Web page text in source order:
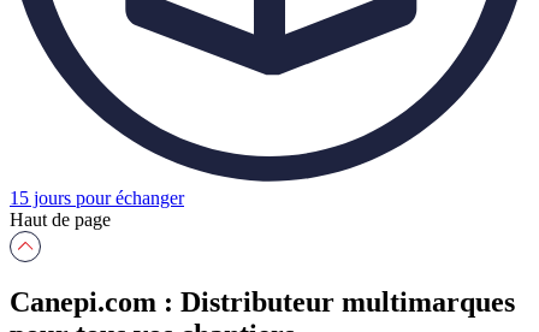
15 jours pour échanger
Haut de page
Canepi.com : Distributeur multimarques